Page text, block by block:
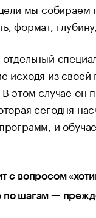
мы
формат,
исходя из
этом случае он
сегодня
и
с вопросом
шагам —